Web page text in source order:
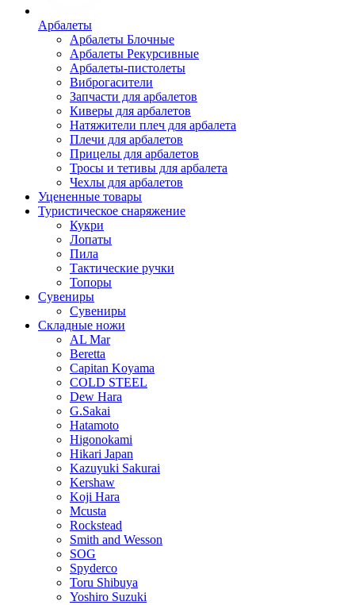
Арбалеты
Арбалеты Блочные
Арбалеты Рекурсивные
Арбалеты-пистолеты
Виброгасители
Запчасти для арбалетов
Киверы для арбалетов
Натяжители плеч для арбалета
Плечи для арбалетов
Прицелы для арбалетов
Тросы и тетивы для арбалета
Чехлы для арбалетов
Уцененные товары
Туристическое снаряжение
Кукри
Лопаты
Пила
Тактические ручки
Топоры
Сувениры
Сувениры
Складные ножи
AL Mar
Beretta
Capitan Koyama
COLD STEEL
Dew Hara
G.Sakai
Hatamoto
Higonokami
Hikari Japan
Kazuyuki Sakurai
Kershaw
Koji Hara
Mcusta
Rockstead
Smith and Wesson
SOG
Spyderco
Toru Shibuya
Yoshiro Suzuki